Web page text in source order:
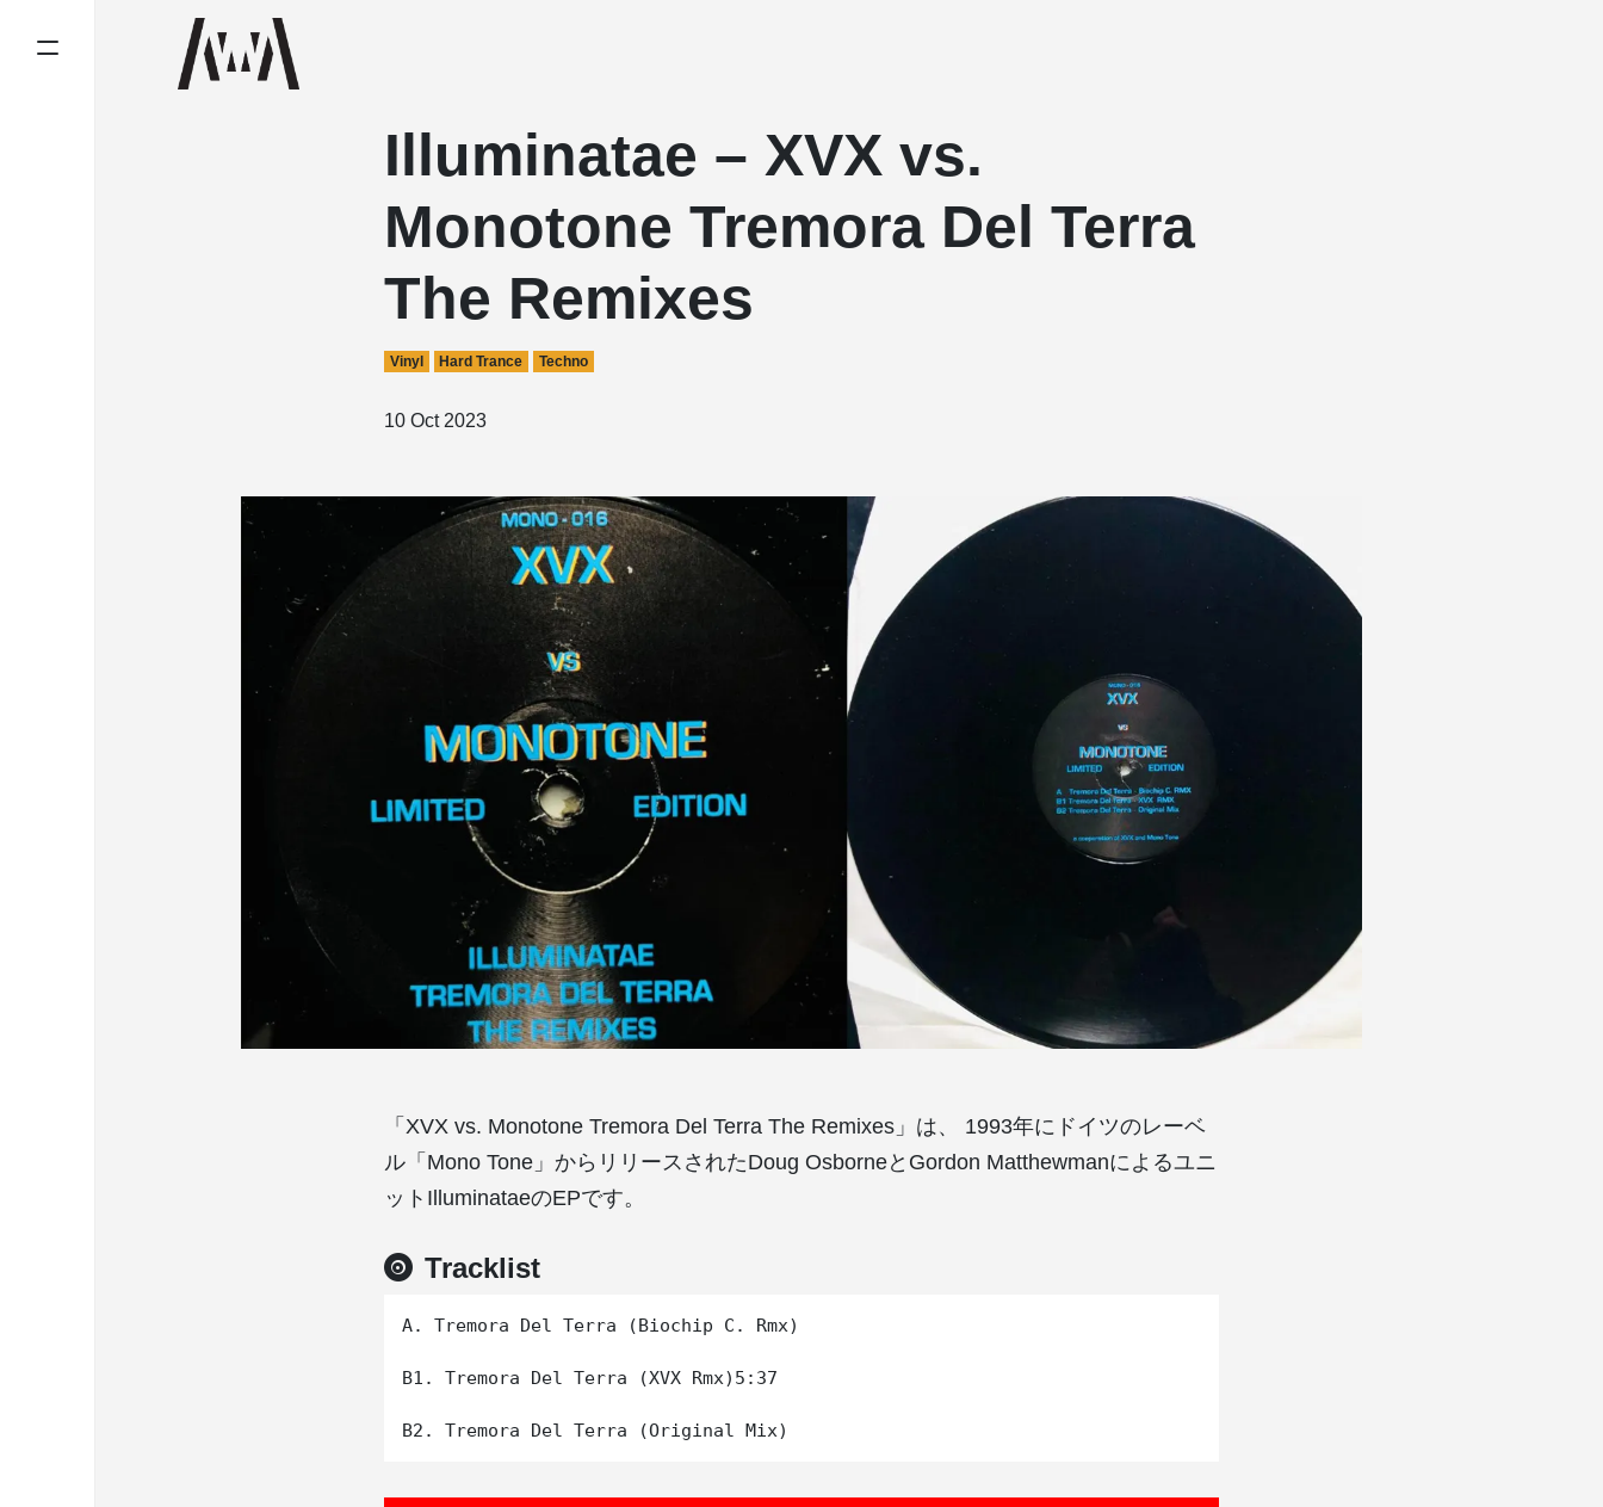
Illuminatae – XVX vs.
Monotone Tremora Del Terra
The Remixes
Vinyl Hard Trance Techno
10 Oct 2023
「XVX vs. Monotone Tremora Del Terra The Remixes」は、 1993年にドイツのレーベ
ル「Mono Tone」からリリースされたDoug OsborneとGordon Matthewmanによるユニ
ットIlluminataeのEPです。
Tracklist
A. Tremora Del Terra (Biochip C. Rmx)
B1. Tremora Del Terra (XVX Rmx)5:37